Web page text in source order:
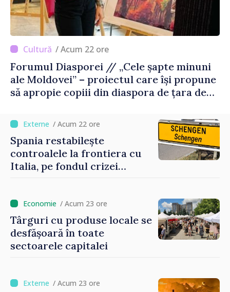
/ Acum 22 ore
Forumul Diasporei // „Cele șapte minuni
ale Moldovei” – proiectul care își propune
să apropie copiii din diaspora de țara de
/ Acum 22 ore
Spania restabilește
controalele la frontiera cu
Italia, pe fondul crizei
/ Acum 23 ore
Târguri cu produse locale se
desfășoară în toate
sectoarele capitalei
/ Acum 23 ore